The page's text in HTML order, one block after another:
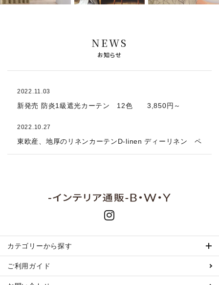
NEWS
お知らせ
2022.11.03
新発売 防炎1級遮光カーテン 12色 3,850円～
2022.10.27
東欧産、地厚のリネンカーテンD-linen ディーリネン ペ
ージアップしました。ナチュラル、北欧スタイルにおス
ショップオープンしました。宜しくお願い致します。
カテゴリーから探す
ご利用ガイド